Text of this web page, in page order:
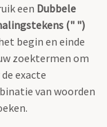
een Dubbele
(" ")
begin en einde
zoektermen om
exacte
van woorden